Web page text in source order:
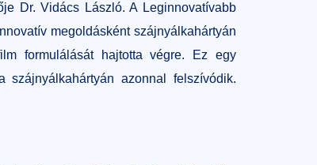
Dr. Vidács László. A Leginnovatívabb
megoldásként szájnyálkahártyán
formulálását hajtotta végre. Ez egy
szájnyálkahártyán azonnal felszívódik.